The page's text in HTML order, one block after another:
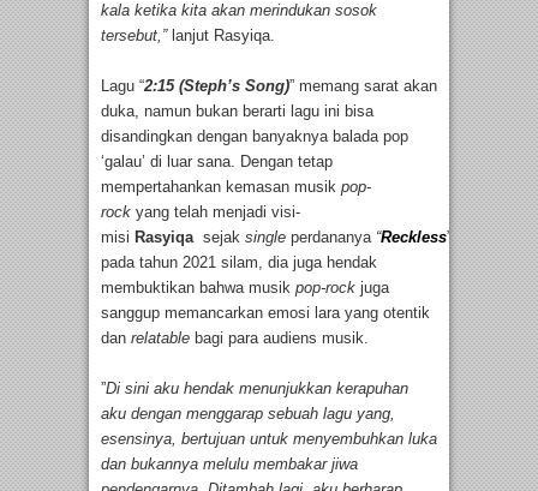
kala ketika kita akan merindukan sosok
tersebut,” lanjut Rasyiqa.
Lagu “2:15 (Steph’s Song)” memang sarat akan
duka, namun bukan berarti lagu ini bisa
disandingkan dengan banyaknya balada pop
‘galau’ di luar sana. Dengan tetap
mempertahankan kemasan musik pop-
rock yang telah menjadi visi-
misi Rasyiqasejak single perdananya “Reckless”
pada tahun 2021 silam, dia juga hendak
membuktikan bahwa musik pop-rock juga
sanggup memancarkan emosi lara yang otentik
dan relatable bagi para audiens musik.
”Di sini aku hendak menunjukkan kerapuhan
aku dengan menggarap sebuah lagu yang,
esensinya, bertujuan untuk menyembuhkan luka
dan bukannya melulu membakar jiwa